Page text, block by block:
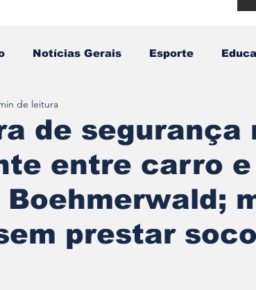
Notícias Gerais Esporte
de segurança
entre carro
prestar
de leitura